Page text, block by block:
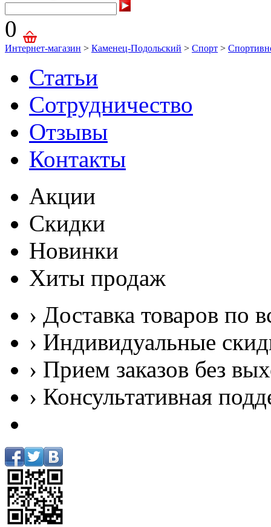
0
Интернет-магазин > Каменец-Подольский > Спорт >
Статьи
Сотрудничество
Отзывы
Контакты
Акции
Скидки
Новинки
Хиты продаж
› Доставка товаров по
› Индивидуальные
› Прием заказов без
› Консультативная